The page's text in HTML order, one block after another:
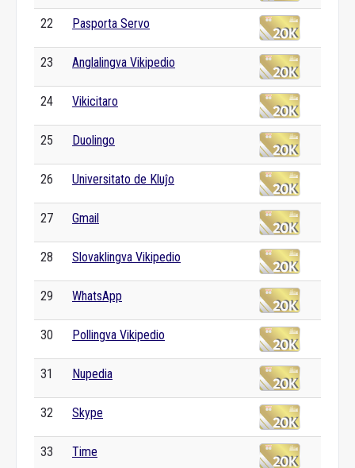
22 Pasporta Servo
23 Anglalingva Vikipedio
24 Vikicitaro
25 Duolingo
26 Universitato de Kluĵo
27 Gmail
28 Slovaklingva Vikipedio
29 WhatsApp
30 Pollingva Vikipedio
31 Nupedia
32 Skype
33 Time